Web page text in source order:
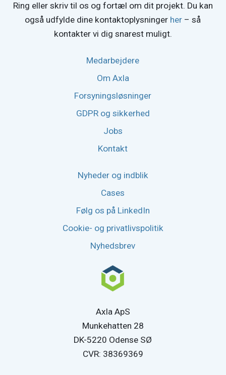
Ring eller skriv til os og fortæl om dit projekt. Du kan
også udfylde dine kontaktoplysninger her – så
kontakter vi dig snarest muligt.
Medarbejdere
Om Axla
Forsyningsløsninger
GDPR og sikkerhed
Jobs
Kontakt
Nyheder og indblik
Cases
Følg os på LinkedIn
Cookie- og privatlivspolitik
Nyhedsbrev
Axla ApS
Munkehatten 28
DK-5220 Odense SØ
CVR: 38369369